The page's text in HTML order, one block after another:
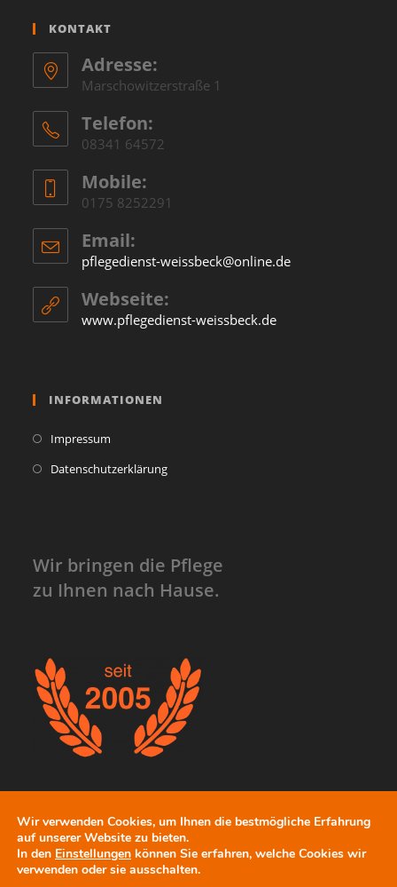
KONTAKT
Adresse:
Marschowitzerstraße 1
Telefon:
08341 64572
Mobile:
0175 8252291
Email:
pflegedienst-weissbeck@online.de
Webseite:
www.pflegedienst-weissbeck.de
INFORMATIONEN
Impressum
Datenschutzerklärung
Wir bringen die Pflege
zu Ihnen nach Hause.
Copyright 2026 - Ambulanter Pflegedienst Weißbeck
Wir verwenden Cookies, um Ihnen die bestmögliche Erfahrung
auf unserer Website zu bieten.
In den Einstellungen können Sie erfahren, welche Cookies wir
verwenden oder sie ausschalten.